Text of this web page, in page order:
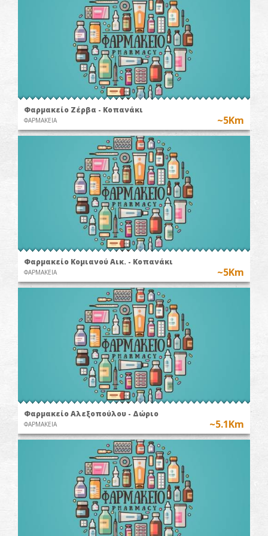
Φαρμακείο Ζέρβα - Κοπανάκι
ΦΑΡΜΑΚΕΙΑ ~5Km
Φαρμακείο Κομιανού Αικ. - Κοπανάκι
ΦΑΡΜΑΚΕΙΑ ~5Km
Φαρμακείο Αλεξοπούλου - Δώριο
ΦΑΡΜΑΚΕΙΑ ~5.1Km